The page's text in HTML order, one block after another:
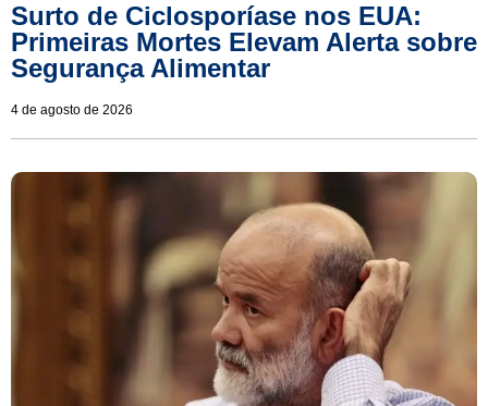
Surto de Ciclosporíase nos EUA:
Primeiras Mortes Elevam Alerta sobre
Segurança Alimentar
4 de agosto de 2026